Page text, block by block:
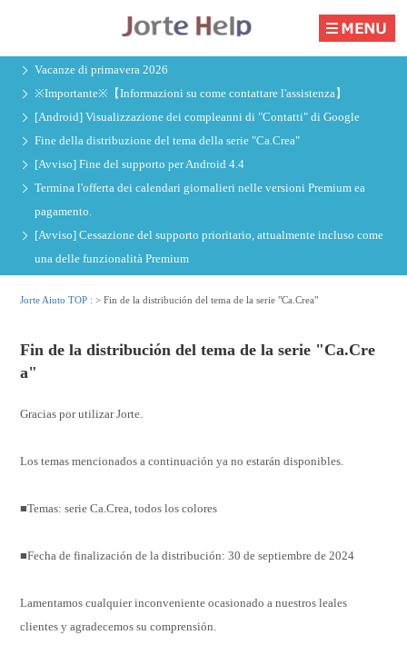
Vacanze di primavera 2026
※Importante※【Informazioni su come contattare l'assistenza】
[Android] Visualizzazione dei compleanni di "Contatti" di Google
Fine della distribuzione del tema della serie "Ca.Crea"
[Avviso] Fine del supporto per Android 4.4
Termina l'offerta dei calendari giornalieri nelle versioni Premium ea
pagamento.
[Avviso] Cessazione del supporto prioritario, attualmente incluso come
una delle funzionalità Premium
Jorte Aiuto TOP :>Fin de la distribución del tema de la serie "Ca.Crea"
Fin de la distribución del tema de la serie "Ca.Cre
a"
Gracias por utilizar Jorte.
Los temas mencionados a continuación ya no estarán disponibles.
■Temas: serie Ca.Crea, todos los colores
■Fecha de finalización de la distribución: 30 de septiembre de 2024
Lamentamos cualquier inconveniente ocasionado a nuestros leales
clientes y agradecemos su comprensión.